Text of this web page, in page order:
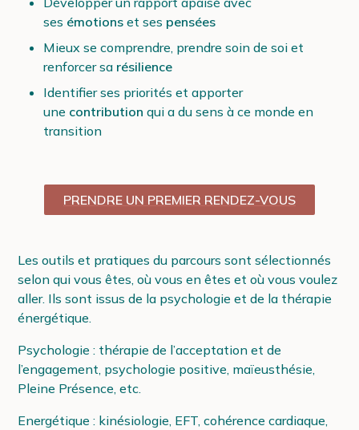
ses émotions et ses pensées
Mieux se comprendre, prendre soin de soi et
renforcer sa résilience
Identifier ses priorités et apporter
une contribution qui a du sens à ce monde en
transition
PRENDRE UN PREMIER RENDEZ-VOUS
Les outils et pratiques du parcours sont sélectionnés
selon qui vous êtes, où vous en êtes et où vous voulez
aller. Ils sont issus de la psychologie et de la thérapie
énergétique.
Psychologie : thérapie de l’acceptation et de
l’engagement, psychologie positive, maïeusthésie,
Pleine Présence, etc.
Energétique : kinésiologie, EFT, cohérence cardiaque,